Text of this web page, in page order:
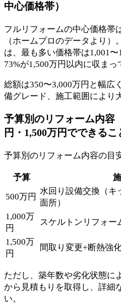
中心価格帯）
フルリフォームの中心価格帯
（ホームプロのデータより
は、最も多い価格帯は1,001
73%が1,500万円以内に収まっ
総額は350〜3,000万円と幅広
備グレード、施工範囲により
予算別のリフォーム内容
円・1,500万円でできるこ
予算別のリフォーム内容の目
予算
500万円
水回り設備交換（キ
面所）
1,000万
円
スケルトンリフォー
1,500万
円
間取り変更+断熱強
ただし、築年数や劣化状態に
から見積もりを取得し、詳細
い。